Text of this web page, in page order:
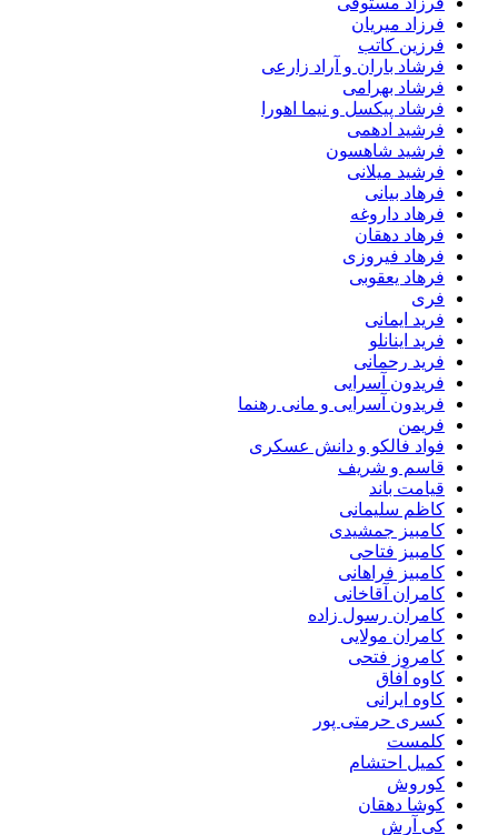
فرزاد میریان
فرزین کاتب
فرشاد باران و آراد زارعی
فرشاد بهرامی
فرشاد پیکسل و نیما اهورا
فرشید ادهمی
فرشید شاهسون
فرشید میلانی
فرهاد بیانی
فرهاد داروغه
فرهاد دهقان
فرهاد فیروزی
فرهاد یعقوبی
فری
فرید ایمانی
فرید اینانلو
فرید رحمانی
فریدون آسرایی
فریدون آسرایی و مانی رهنما
فریمن
فواد فالکو و دانش عسکری
قاسم و شریف
قیامت باند
کاظم سلیمانی
کامبیز جمشیدی
کامبیز فتاحی
کامبیز فراهانی
کامران آقاخانی
کامران رسول زاده
کامران مولایی
کامروز فتحی
کاوه آفاق
کاوه ایرانی
کسری حرمتی پور
کلمست
کمیل احتشام
کوروش
کوشا دهقان
کی آرش